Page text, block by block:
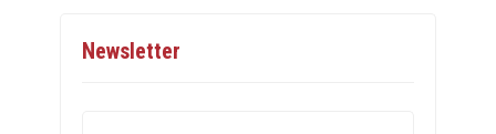
Newsletter